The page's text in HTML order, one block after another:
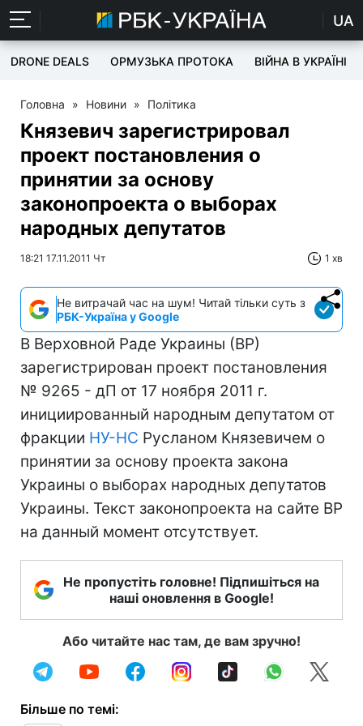
UA
DRONE DEALS ОРМУЗЬКА ПРОТОКА ВІЙНА В УКРАЇНІ
Головна » Новини » Політика
Князевич зарегистрировал
проект постановления о
принятии за основу
законопроекта о выборах
народных депутатов
18:21 17.11.2011 Чт 1 хв
Не витрачай час на шум! Читай тільки суть з
РБК-Україна у Google
В Верховной Раде Украины (ВР)
зарегистрирован проект постановления
№ 9265 - дП от 17 ноября 2011 г.
инициированный народным депутатом от
фракции НУ-НС Русланом Князевичем о
принятии за основу проекта закона
Украины о выборах народных депутатов
Украины. Текст законопроекта на сайте ВР
на данный момент отсутствует.
Не пропустіть головне! Підпишіться на
наші оновлення в Google!
Або читайте нас там, де вам зручно!
Більше по темі: